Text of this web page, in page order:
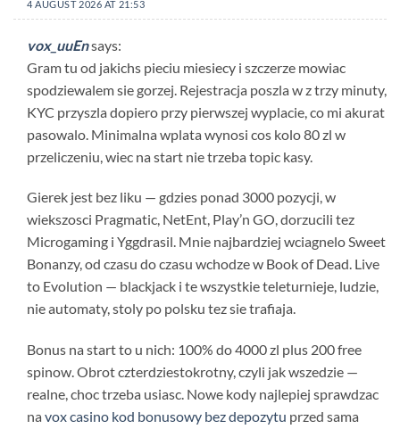
4 AUGUST 2026 AT 21:53
vox_uuEnsays:
Gram tu od jakichs pieciu miesiecy i szczerze mowiac
spodziewalem sie gorzej. Rejestracja poszla w z trzy minuty,
KYC przyszla dopiero przy pierwszej wyplacie, co mi akurat
pasowalo. Minimalna wplata wynosi cos kolo 80 zl w
przeliczeniu, wiec na start nie trzeba topic kasy.
Gierek jest bez liku — gdzies ponad 3000 pozycji, w
wiekszosci Pragmatic, NetEnt, Play’n GO, dorzucili tez
Microgaming i Yggdrasil. Mnie najbardziej wciagnelo Sweet
Bonanzy, od czasu do czasu wchodze w Book of Dead. Live
to Evolution — blackjack i te wszystkie teleturnieje, ludzie,
nie automaty, stoly po polsku tez sie trafiaja.
Bonus na start to u nich: 100% do 4000 zl plus 200 free
spinow. Obrot czterdziestokrotny, czyli jak wszedzie —
realne, choc trzeba usiasc. Nowe kody najlepiej sprawdzac
na vox casino kod bonusowy bez depozytu przed sama